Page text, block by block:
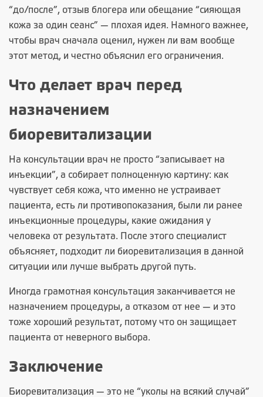
“до/после”, отзыв блогера или обещание “сияющая
кожа за один сеанс” — плохая идея. Намного важнее,
чтобы врач сначала оценил, нужен ли вам вообще
этот метод, и честно объяснил его ограничения.
Что делает врач перед
назначением
биоревитализации
На консультации врач не просто “записывает на
инъекции”, а собирает полноценную картину: как
чувствует себя кожа, что именно не устраивает
пациента, есть ли противопоказания, были ли ранее
инъекционные процедуры, какие ожидания у
человека от результата. После этого специалист
объясняет, подходит ли биоревитализация в данной
ситуации или лучше выбрать другой путь.
Иногда грамотная консультация заканчивается не
назначением процедуры, а отказом от нее — и это
тоже хороший результат, потому что он защищает
пациента от неверного выбора.
Заключение
Биоревитализация — это не “уколы на всякий случай”